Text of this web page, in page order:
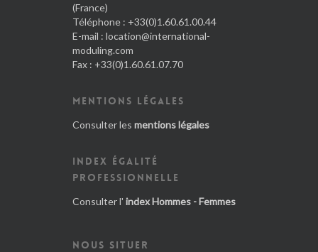
(France)
Téléphone : +33(0)1.60.61.00.44
E-mail : location@international-
moduling.com
Fax : +33(0)1.60.61.07.70
MENTIONS LÉGALES
Consulter les mentions légales
INDEX ÉGALITÉ
PROFESSIONNELLE
Consulter l' index Hommes - Femmes
NOUS SITUER